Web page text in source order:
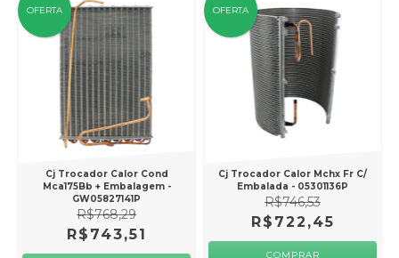
OFERTA
Cj Trocador Calor Cond
Mca175Bb + Embalagem -
GW05827141P
R$768,29
R$743,51
OFERTA
Cj Trocador Calor Mchx Fr C/
Embalada - 05301136P
R$746,53
R$722,45